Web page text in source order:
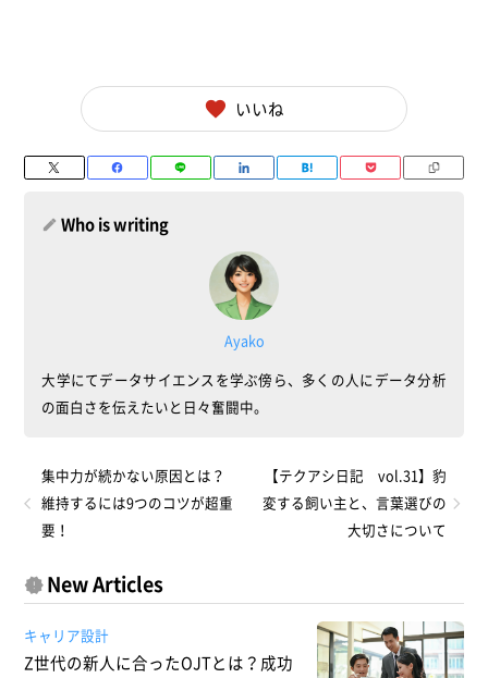
いいね
Who is writing
Ayako
大学にてデータサイエンスを学ぶ傍ら、多くの人にデータ分析
の面白さを伝えたいと日々奮闘中。
【テクアシ日記 vol.31】豹
変する飼い主と、言葉選びの
大切さについて
集中力が続かない原因とは？
維持するには9つのコツが超重
要！
New Articles
キャリア設計
Z世代の新人に合ったOJTとは？成功